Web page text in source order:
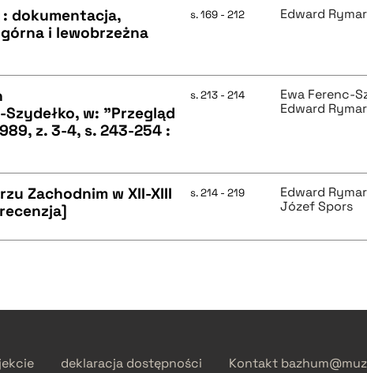
dokumentacja,
i lewobrzeżna
s. 169 - 212 Edward Rymar
w: "Przegląd
z. 3-4, s. 243-254 :
s. 213 - 214
Ewa Ferenc-
Edward Rymar
Zachodnim w XII-XIII
s. 214 - 219
Edward Rymar
Józef Spors
deklaracja dostępności Kontakt